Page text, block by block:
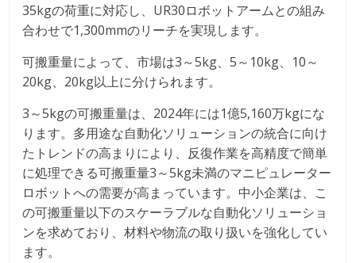
35kgの荷重に対応し、UR30ロボットアームとの組み
合わせで1,300mmのリーチを実現します。
可搬重量によって、市場は3～5kg、5～10kg、10～
20kg、20kg以上に分けられます。
3～5kgの可搬重量は、2024年には1億5,160万kgにな
ります。多用途な自動化ソリューションの統合に向け
たトレンドの高まりにより、反復作業を高精度で簡単
に処理できる可搬重量3～5kg未満のマニピュレーター
ロボットへの需要が高まっています。中小企業は、こ
の可搬重量以下のスケーラブルな自動化ソリューショ
ンを求めており、材料や物流の取り扱いを強化してい
ます。